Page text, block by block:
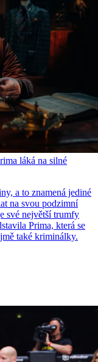
láká na silné
a to znamená jediné
na svou podzimní
své největší trumfy
Prima, která se
také kriminálky.